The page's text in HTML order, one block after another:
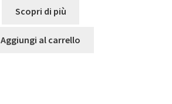
Scopri di più
Aggiungi al carrello